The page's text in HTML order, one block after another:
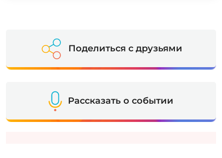
Поделиться с друзьями
Рассказать о событии